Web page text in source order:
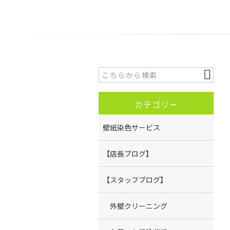
カテゴリー
壁紙染色サービス
【店長ブログ】
【スタッフブログ】
外壁クリーニング